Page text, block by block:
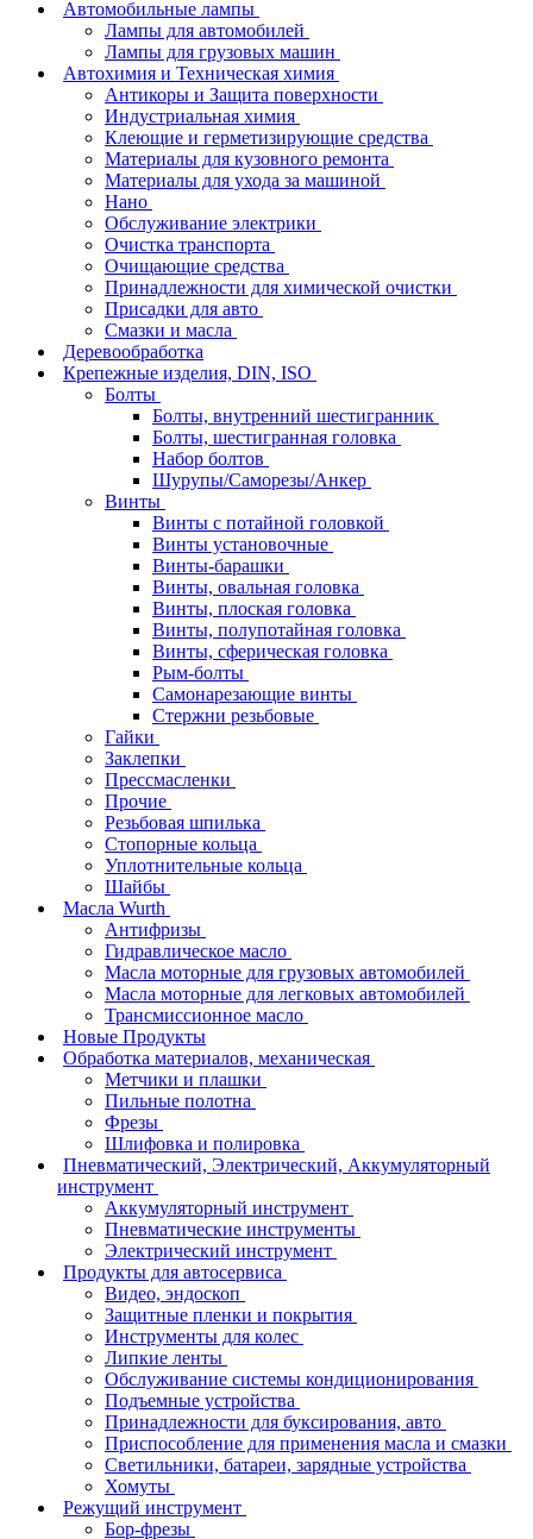
Автомобильные лампы
Лампы для автомобилей
Лампы для грузовых машин
Автохимия и Техническая химия
Антикоры и Защита поверхности
Индустриальная химия
Клеющие и герметизирующие средства
Материалы для кузовного ремонта
Материалы для ухода за машиной
Нано
Обслуживание электрики
Очистка транспорта
Очищающие средства
Принадлежности для химической очистки
Присадки для авто
Смазки и масла
Деревообработка
Крепежные изделия, DIN, ISO
Болты
Болты, внутренний шестигранник
Болты, шестигранная головка
Набор болтов
Шурупы/Саморезы/Анкер
Винты
Винты с потайной головкой
Винты установочные
Винты-барашки
Винты, овальная головка
Винты, плоская головка
Винты, полупотайная головка
Винты, сферическая головка
Рым-болты
Самонарезающие винты
Стержни резьбовые
Гайки
Заклепки
Прессмасленки
Прочие
Резьбовая шпилька
Стопорные кольца
Уплотнительные кольца
Шайбы
Масла Wurth
Антифризы
Гидравлическое масло
Масла моторные для грузовых автомобилей
Масла моторные для легковых автомобилей
Трансмиссионное масло
Новые Продукты
Обработка материалов, механическая
Метчики и плашки
Пильные полотна
Фрезы
Шлифовка и полировка
Пневматический, Электрический, Аккумуляторный
инструмент
Аккумуляторный инструмент
Пневматические инструменты
Электрический инструмент
Продукты для автосервиса
Видео, эндоскоп
Защитные пленки и покрытия
Инструменты для колес
Липкие ленты
Обслуживание системы кондиционирования
Подъемные устройства
Принадлежности для буксирования, авто
Приспособление для применения масла и смазки
Светильники, батареи, зарядные устройства
Хомуты
Режущий инструмент
Бор-фрезы